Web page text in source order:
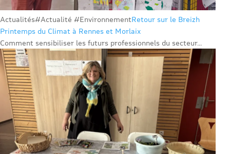
Actualités#Actualité #EnvironnementRetour sur le Breizh
Printemps du Climat à Rennes et Morlaix
Comment sensibiliser les futurs professionnels du secteur...